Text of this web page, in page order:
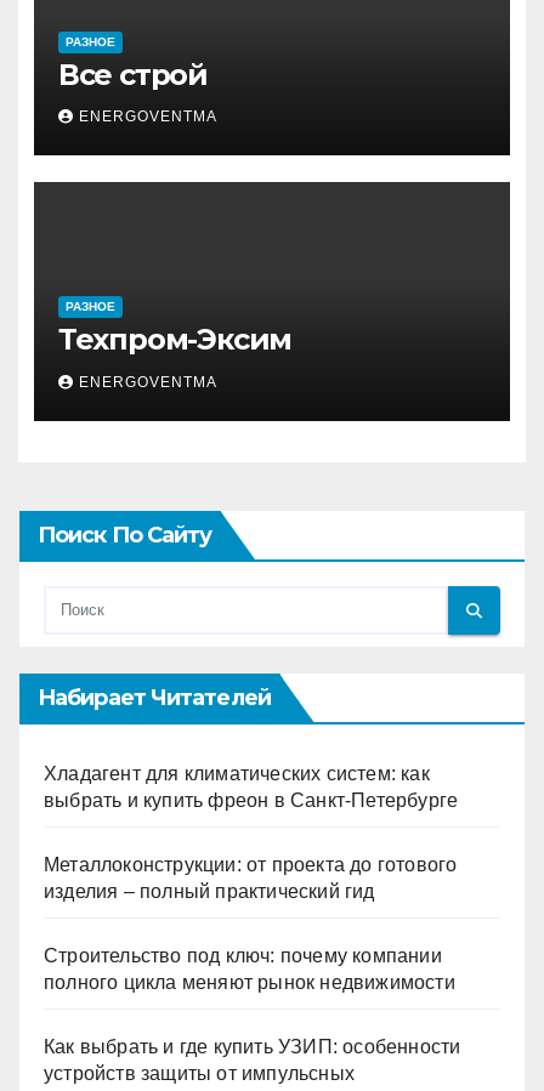
РАЗНОЕ
Все строй
ENERGOVENTMA
РАЗНОЕ
Техпром-Эксим
ENERGOVENTMA
Поиск По Сайту
Набирает Читателей
Хладагент для климатических систем: как
выбрать и купить фреон в Санкт-Петербурге
Металлоконструкции: от проекта до готового
изделия – полный практический гид
Строительство под ключ: почему компании
полного цикла меняют рынок недвижимости
Как выбрать и где купить УЗИП: особенности
устройств защиты от импульсных